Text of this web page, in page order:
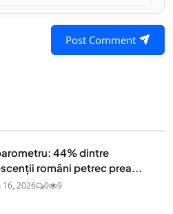
Post Comment
44% dintre
români petrec prea...
16, 2026 0 9